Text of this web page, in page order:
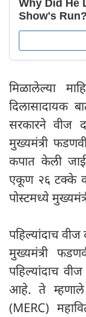
मिळालेल्या
दिलासादायक
सरकारने वीज
मुख्यमंत्री
कपात केली
एकूण २६ टक्के
पोस्टमध्ये
पहिल्यांदाच वीज
मुख्यमंत्री
पहिल्यांदाच
आहे. ते म्हणाले
(MERC)